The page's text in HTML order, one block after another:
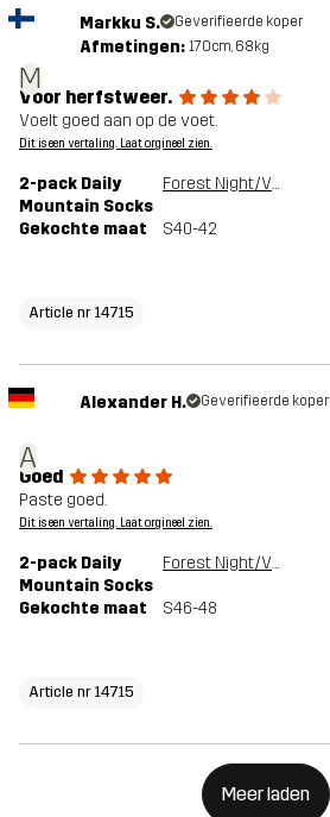
M
Markku S. Geverifieerde koper
Afmetingen: 170cm, 68kg
Voor herfstweer.
Voelt goed aan op de voet.
Dit is een vertaling. Laat orgineel zien.
2-pack Daily
Mountain Socks
Forest Night/Vetiver Green
Gekochte maat S40-42
Article nr 14715
A
Alexander H. Geverifieerde koper
Goed
Paste goed.
Dit is een vertaling. Laat orgineel zien.
2-pack Daily
Mountain Socks
Forest Night/Vetiver Green
Gekochte maat S46-48
Article nr 14715
Meer laden